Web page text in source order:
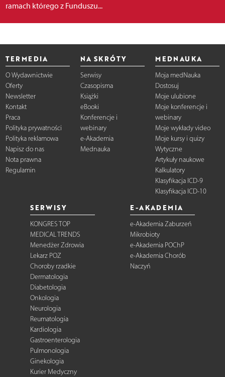
ramach którego z Funduszu...
TERMEDIA
O Wydawnictwie
Oferty
Newsletter
Kontakt
Praca
Polityka prywatności
Polityka reklamowa
Napisz do nas
Nota prawna
Regulamin
NA SKRÓTY
Serwisy
Czasopisma
Książki
eBooki
Konferencje i
webinary
e-Akademia
Mednauka
MEDNAUKA
Moja medNauka
Dostosuj
Moje ulubione
Moje konferencje i
webinary
Moje wykłady video
Moje kursy i quizy
Wytyczne
Artykuły naukowe
Kalkulatory
Klasyfikacja ICD-9
Klasyfikacja ICD-10
SERWISY
KONGRES TOP
MEDICAL TRENDS
Menedżer Zdrowia
Lekarz POZ
Choroby rzadkie
Dermatologia
Diabetologia
Onkologia
Neurologia
Reumatologia
Kardiologia
Gastroenterologia
Pulmonologia
Ginekologia
Kurier Medyczny
E-AKADEMIA
e-Akademia Zaburzeń
Mikrobioty
e-Akademia POChP
e-Akademia Chorób
Naczyń